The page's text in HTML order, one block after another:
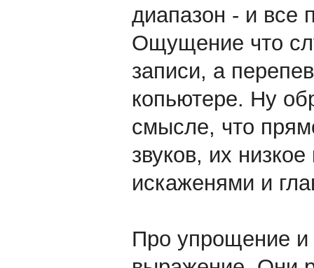
диапазон - и все
Ощущение что
записи, а
копьютере. Ну
смысле, что
звуков, их
искаженями и
Про упрощение и